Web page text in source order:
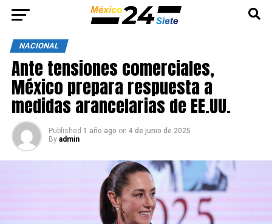
NACIONAL
Ante tensiones comerciales,
México prepara respuesta a
medidas arancelarias de EE.UU.
Published 1 año ago on 4 de junio de 2025
By admin